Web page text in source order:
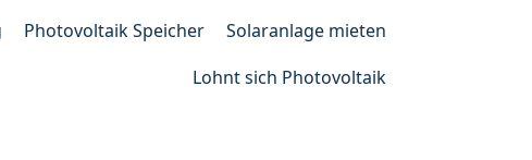
Photovoltaik Speicher
Solaranlage mieten
Lohnt sich Photovoltaik